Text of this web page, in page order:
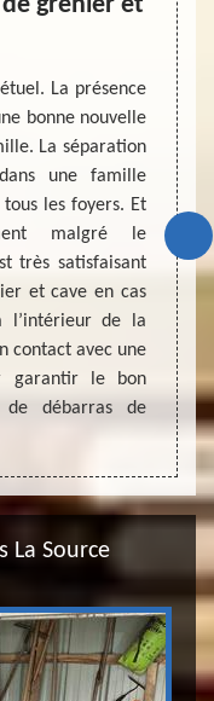
La présence
bonne nouvelle
La séparation
une famille
les foyers. Et
malgré le
très satisfaisant
et cave en cas
l’intérieur de la
contact avec une
garantir le bon
débarras de
A
d’un
une
vie.
de
est
lieu
de
La Source